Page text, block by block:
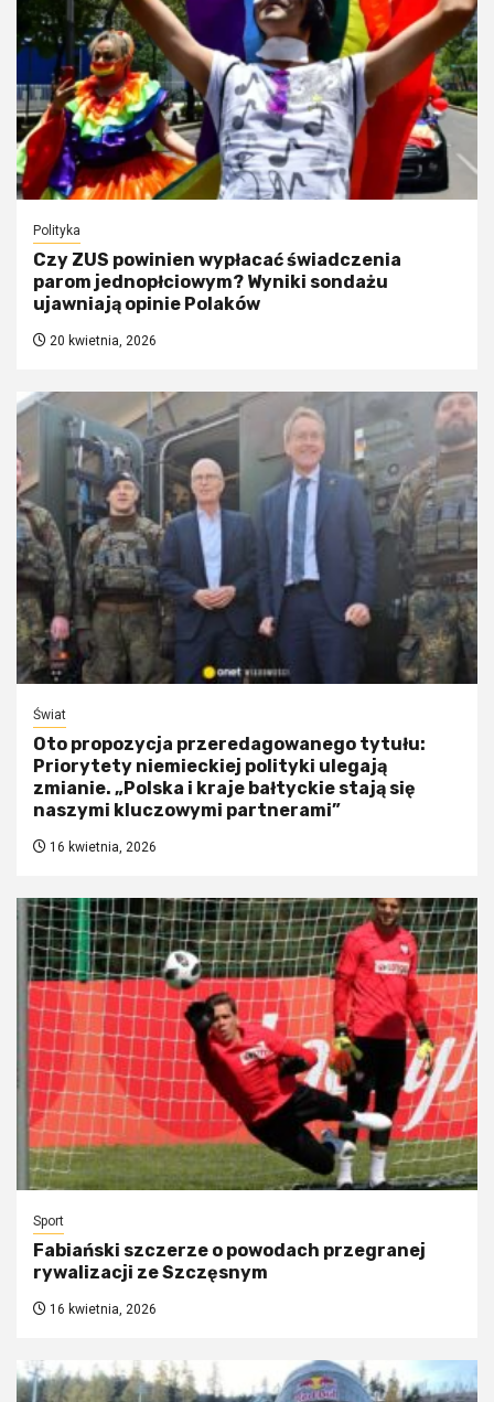
Polityka
Czy ZUS powinien wypłacać świadczenia
parom jednopłciowym? Wyniki sondażu
ujawniają opinie Polaków
20 kwietnia, 2026
Świat
Oto propozycja przeredagowanego tytułu:
Priorytety niemieckiej polityki ulegają
zmianie. „Polska i kraje bałtyckie stają się
naszymi kluczowymi partnerami”
16 kwietnia, 2026
Sport
Fabiański szczerze o powodach przegranej
rywalizacji ze Szczęsnym
16 kwietnia, 2026